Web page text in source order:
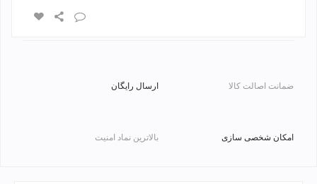
ضمانت اصالت کالا ارسال رایگان
امکان شخصی سازی بالاترین نماد امنیت